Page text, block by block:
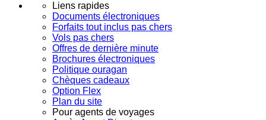
Liens rapides
Documents électroniques
Forfaits tout inclus pas chers
Vols pas chers
Offres de dernière minute
Brochures électroniques
Politique ouragan
Chèques cadeaux
Option Flex
Plan du site
Pour agents de voyages